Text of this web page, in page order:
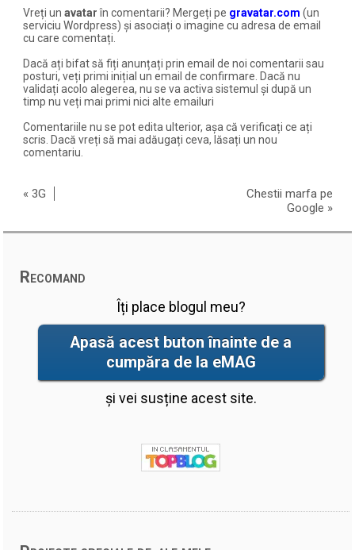
Vreți unavatarîn comentarii? Mergeți pe gravatar.com (un
serviciu Wordpress) și asociați o imagine cu adresa de email
cu care comentați.
Dacă ați bifat să fiți anunțați prin email de noi comentarii sau
posturi, veți primi inițial un email de confirmare. Dacă nu
validați acolo alegerea, nu se va activa sistemul și după un
timp nu veți mai primi nici alte emailuri
Comentariile nu se pot edita ulterior, așa că verificați ce ați
scris. Dacă vreți să mai adăugați ceva, lăsați un nou
comentariu.
«3G
Chestii marfa pe
Google »
Recomand
Îți place blogul meu?
Apasă acest buton înainte de a
cumpăra de la eMAG
și vei susține acest site.